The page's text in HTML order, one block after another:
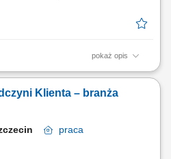
pokaż opis
dobrych relacji z klientami; realizacja
Klienta – branża
praca